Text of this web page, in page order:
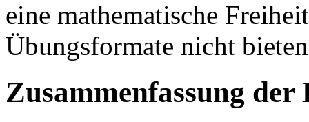
eine mathematische
Übungsformate nicht
Zusammenfassung der